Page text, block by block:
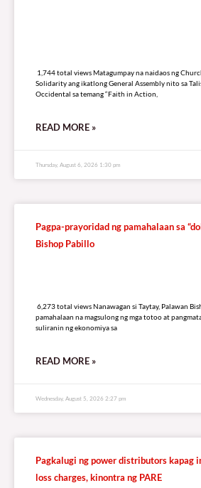
1,744 total views Matagumpay na naidaos ng
Solidarity ang ikatlong General Assembly nito sa
Occidental sa temang “Faith in Action,
READ MORE »
Thursday, August 6, 2026 1:30 pm
Pagpa-prayoridad ng pamahalaan sa
Bishop Pabillo
6,273 total views Nanawagan si Taytay, Palawan
pamahalaan na magsulong ng mga totoo at
suliranin ng ekonomiya sa
READ MORE »
Wednesday, August 5, 2026 2:27 pm
Pagkalugi ng power distributors kapag
loss charges, kinontra ng PARE